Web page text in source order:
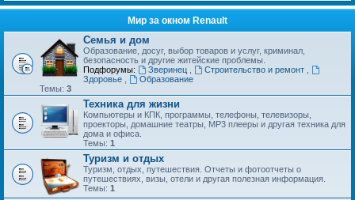
Мир за окном Renault
Семья и дом
Образование, досуг, выбор товаров и услуг, криминал,
безопасность и другие житейские проблемы.
Подфорумы:
Зверинец Строительство и ремонт
Здоровье
Образование
Темы: 3
Техника для жизни
Компьютеры и КПК, программы, телефоны, телевизоры,
проекторы, домашние театры, MP3 плееры и другая техника для
дома и офиса.
Темы: 1
Туризм и отдых
Туризм, отдых, путешествия. Отчеты и фотоотчеты о
путешествиях, визы, отели и другая полезная информация.
Темы: 1